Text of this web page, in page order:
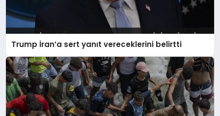
Trump İran’a sert yanıt vereceklerini belirtti